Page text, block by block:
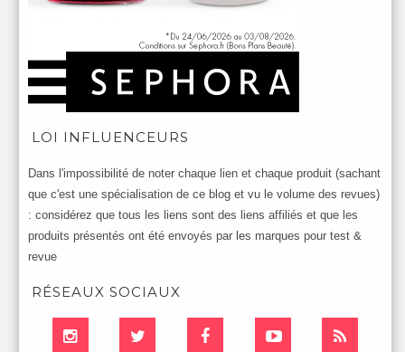
LOI INFLUENCEURS
Dans l'impossibilité de noter chaque lien et chaque produit (sachant
que c'est une spécialisation de ce blog et vu le volume des revues)
: considérez que tous les liens sont des liens affiliés et que les
produits présentés ont été envoyés par les marques pour test &
revue
RÉSEAUX SOCIAUX